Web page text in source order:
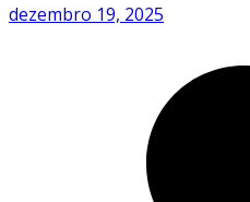
dezembro 19, 2025